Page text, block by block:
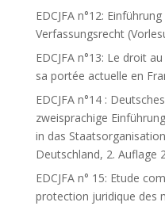
EDCJFA n°12:
Verfassungsrecht
EDCJFA n°13: Le droit
sa portée actuelle en
EDCJFA n°14 :
zweisprachige
in das
Deutschland, 2. Auflage
EDCJFA n° 15: Etude
protection juridique des